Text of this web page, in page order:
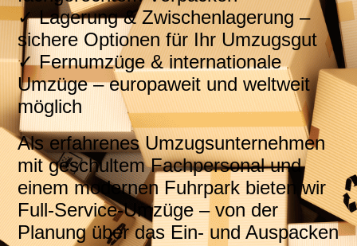
✓ Lagerung & Zwischenlagerung –
sichere Optionen für Ihr Umzugsgut
✓ Fernumzüge & internationale
Umzüge – europaweit und weltweit
möglich
Als erfahrenes Umzugsunternehmen
mit geschultem Fachpersonal und
einem modernen Fuhrpark bieten wir
Full-Service-Umzüge – von der
Planung über das Ein- und Auspacken